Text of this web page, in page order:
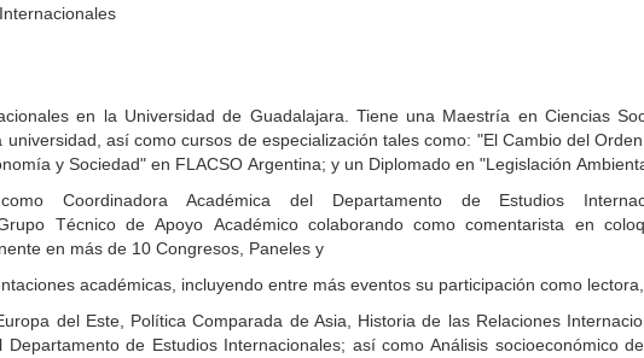
en la Universidad de Guadalajara. Tiene una Maestría en Ciencias
así como cursos de especialización tales como: "El Cambio del
y Sociedad" en FLACSO Argentina; y un Diplomado en "Legislación
Coordinadora Académica del Departamento de Estudios
Técnico de Apoyo Académico colaborando como comentarista en
en más de 10 Congresos, Paneles y
académicas, incluyendo entre más eventos su participación como
del Este, Política Comparada de Asia, Historia de las Relaciones
de Estudios Internacionales; así como Análisis socioeconómico